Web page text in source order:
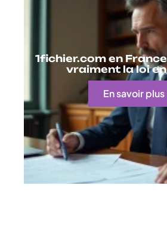
1fichier.com en
vraiment la loi
En savoir plus